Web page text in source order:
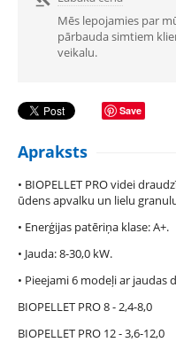
Mēs lepojamies par
pārbauda simtiem
veikalu.
Save
Apraksts
• BIOPELLET PRO videi
ūdens apvalku un lielu
• Enerģijas patēriņa klase: A+.
• Jauda: 8-30,0 kW.
• Pieejami 6 modeļi ar jaudas
BIOPELLET PRO 8- 2,4-8,0
BIOPELLET PRO 12 - 3,6-12,0